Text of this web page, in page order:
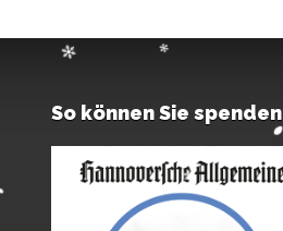
So können Sie spenden